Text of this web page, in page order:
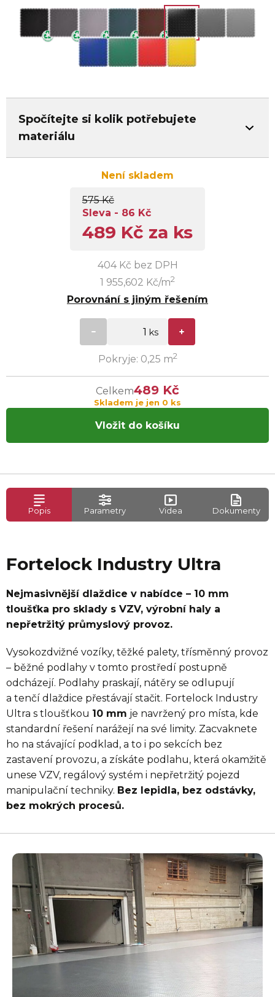
Spočítejte si kolik potřebujete
materiálu
Není skladem
575 Kč
Sleva - 86 Kč
489 Kč za ks
404 Kč bez DPH
1 955,602 Kč/m2
Porovnání s jiným řešením
Pokryje: 0,25 m2
Celkem489 Kč
Skladem je jen 0 ks
Vložit do košíku
Popis Parametry Videa Dokumenty
Fortelock Industry Ultra
Nejmasivnější dlaždice v nabídce – 10 mm
tloušťka pro sklady s VZV, výrobní haly a
nepřetržitý průmyslový provoz.
Vysokozdvižné vozíky, těžké palety, třísměnný provoz
– běžné podlahy v tomto prostředí postupně
odcházejí. Podlahy praskají, nátěry se odlupují
a tenčí dlaždice přestávají stačit. Fortelock Industry
Ultra s tloušťkou 10 mm je navržený pro místa, kde
standardní řešení narážejí na své limity. Zacvaknete
ho na stávající podklad, a to i po sekcích bez
zastavení provozu, a získáte podlahu, která okamžitě
unese VZV, regálový systém i nepřetržitý pojezd
manipulační techniky. Bez lepidla, bez odstávky,
bez mokrých procesů.